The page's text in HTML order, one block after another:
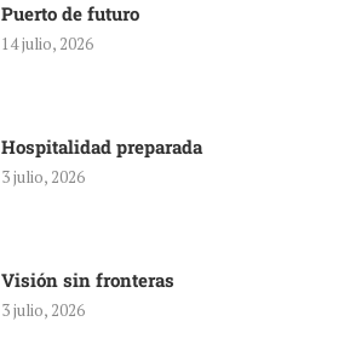
Puerto de futuro
14 julio, 2026
Hospitalidad preparada
3 julio, 2026
Visión sin fronteras
3 julio, 2026